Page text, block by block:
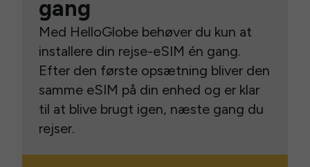
gang
Med HelloGlobe behøver du kun at
installere din rejse-eSIM én gang.
Efter den første opsætning bliver den
samme eSIM på din enhed og er klar
til at blive brugt igen, næste gang du
rejser.